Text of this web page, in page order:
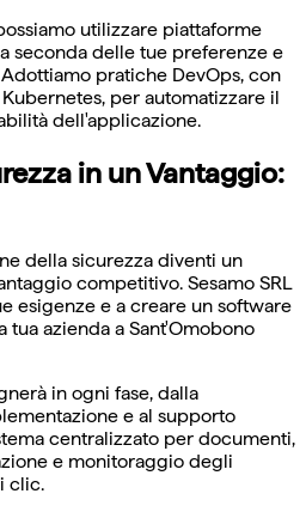
utilizzare piattaforme
seconda delle tue preferenze e
pratiche DevOps, con
per automatizzare il
dell'applicazione.
in un Vantaggio:
della sicurezza diventi un
competitivo. Sesamo SRL
esigenze e a creare un software
tua azienda a Sant'Omobono
in ogni fase, dalla
e al supporto
centralizzato per documenti,
e monitoraggio degli
clic.